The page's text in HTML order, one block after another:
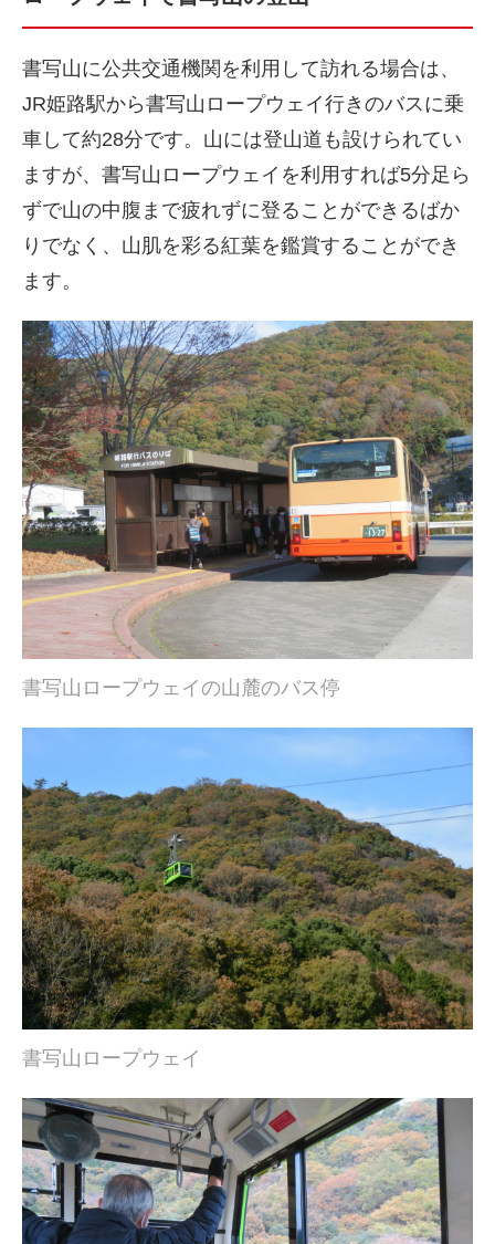
書写山に公共交通機関を利用して訪れる場合は、
JR姫路駅から書写山ロープウェイ行きのバスに乗
車して約28分です。山には登山道も設けられてい
ますが、書写山ロープウェイを利用すれば5分足ら
ずで山の中腹まで疲れずに登ることができるばか
りでなく、山肌を彩る紅葉を鑑賞することができ
ます。
書写山ロープウェイの山麓のバス停
書写山ロープウェイ